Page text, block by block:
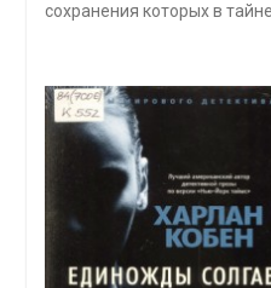
сохранения которых в